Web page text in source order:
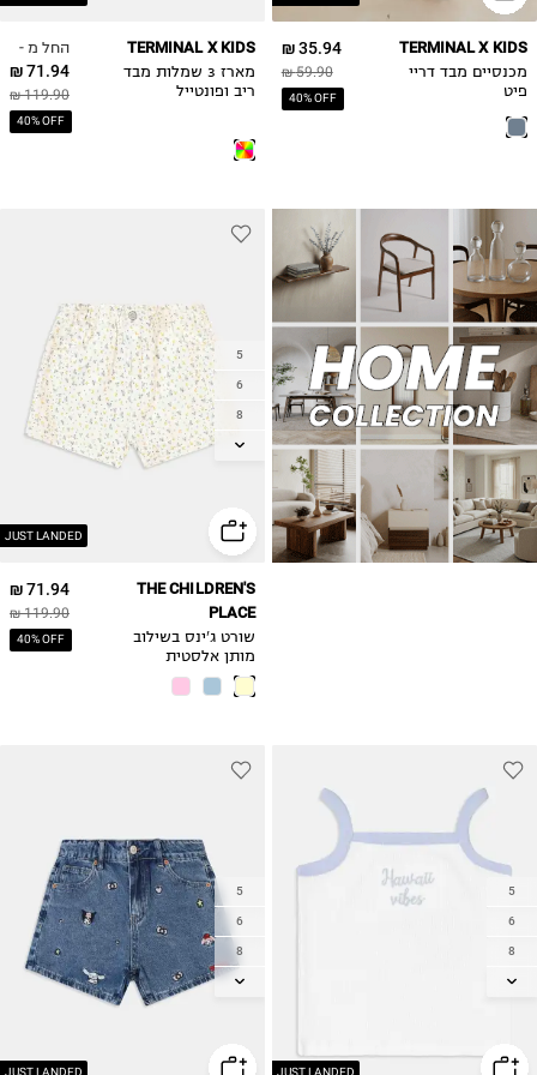
11-12Y
13-14Y
35.94 ₪
59.90 ₪
40% OFF
TERMINAL X KIDS
מכנסיים מבד דריי
פיט
8Y
החל מ -
71.94 ₪
119.90 ₪
40% OFF
TERMINAL X KIDS
מארז 3 שמלות מבד
ריב ופונטייל
JUST LANDED
5
6
8
10
71.94 ₪
119.90 ₪
40% OFF
THE CHILDREN'S
PLACE
שורט ג'ינס בשילוב
מותן אלסטית
JUST LANDED
5
6
8
10
JUST LANDED
5
6
8
10